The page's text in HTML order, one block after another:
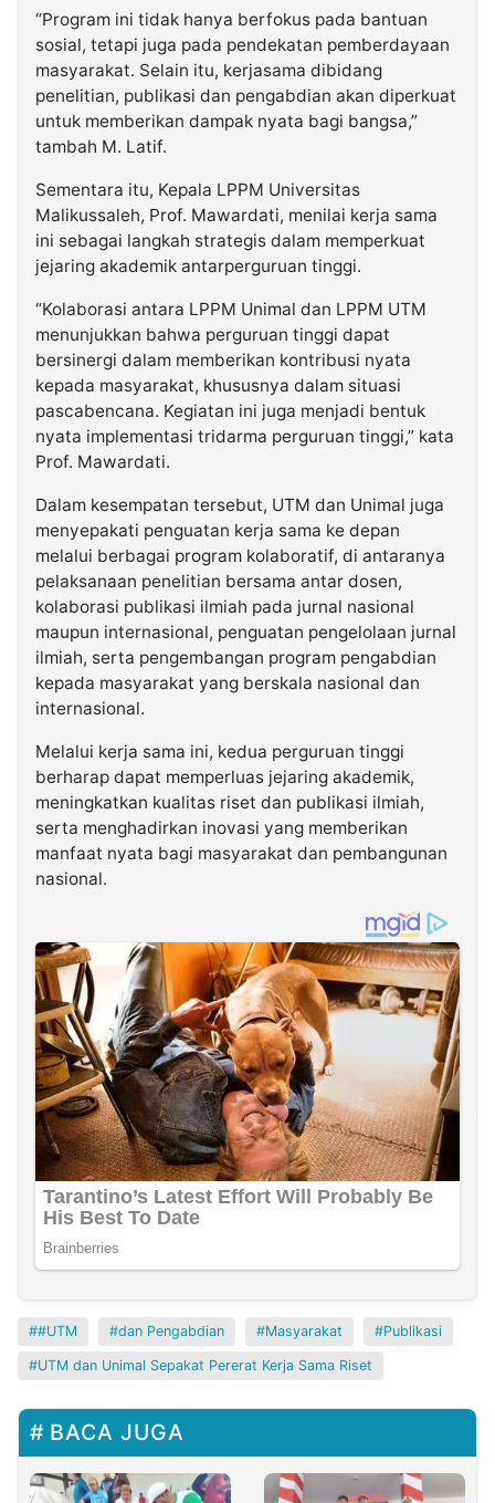
“Program ini tidak hanya berfokus pada bantuan
sosial, tetapi juga pada pendekatan pemberdayaan
masyarakat. Selain itu, kerjasama dibidang
penelitian, publikasi dan pengabdian akan diperkuat
untuk memberikan dampak nyata bagi bangsa,”
tambah M. Latif.
Sementara itu, Kepala LPPM Universitas
Malikussaleh, Prof. Mawardati, menilai kerja sama
ini sebagai langkah strategis dalam memperkuat
jejaring akademik antarperguruan tinggi.
“Kolaborasi antara LPPM Unimal dan LPPM UTM
menunjukkan bahwa perguruan tinggi dapat
bersinergi dalam memberikan kontribusi nyata
kepada masyarakat, khususnya dalam situasi
pascabencana. Kegiatan ini juga menjadi bentuk
nyata implementasi tridarma perguruan tinggi,” kata
Prof. Mawardati.
Dalam kesempatan tersebut, UTM dan Unimal juga
menyepakati penguatan kerja sama ke depan
melalui berbagai program kolaboratif, di antaranya
pelaksanaan penelitian bersama antar dosen,
kolaborasi publikasi ilmiah pada jurnal nasional
maupun internasional, penguatan pengelolaan jurnal
ilmiah, serta pengembangan program pengabdian
kepada masyarakat yang berskala nasional dan
internasional.
Melalui kerja sama ini, kedua perguruan tinggi
berharap dapat memperluas jejaring akademik,
meningkatkan kualitas riset dan publikasi ilmiah,
serta menghadirkan inovasi yang memberikan
manfaat nyata bagi masyarakat dan pembangunan
nasional.
#UTM dan Pengabdian Masyarakat Publikasi
UTM dan Unimal Sepakat Pererat Kerja Sama Riset
BACA JUGA